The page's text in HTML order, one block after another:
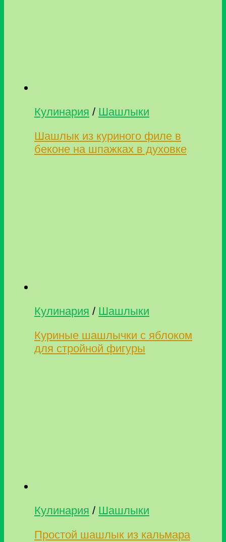
Кулинария / Шашлыки
Шашлык из куриного филе в
беконе на шпажках в духовке
Кулинария / Шашлыки
Куриные шашлычки с яблоком
для стройной фигуры
Кулинария / Шашлыки
Простой шашлык из кальмара